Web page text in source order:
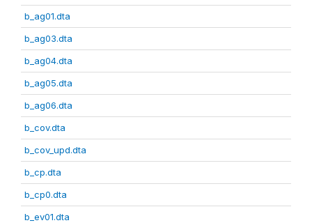
b_ag01.dta
b_ag03.dta
b_ag04.dta
b_ag05.dta
b_ag06.dta
b_cov.dta
b_cov_upd.dta
b_cp.dta
b_cp0.dta
b_ev01.dta